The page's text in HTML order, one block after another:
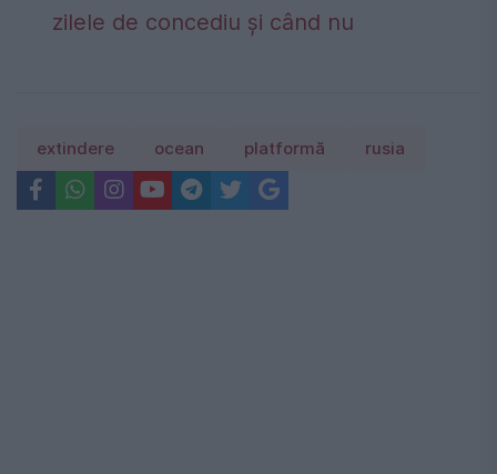
zilele de concediu și când nu
extindere ocean platformă rusia